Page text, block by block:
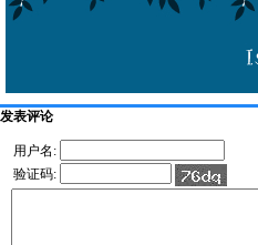
发表评论
用户名:
验证码: